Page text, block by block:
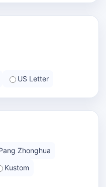
US Letter
Zhonghua
Kustom